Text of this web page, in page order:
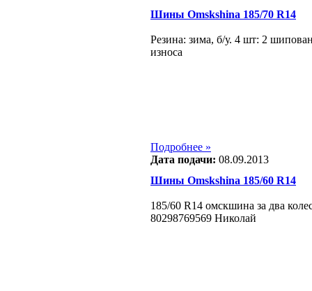
Шины Omskshina 185/70 R14
Резина: зима, б/у. 4 шт: 2
износа
Подробнее »
Дата подачи: 08.09.2013
Шины Omskshina 185/60 R14
185/60 R14 омскшина за два
80298769569 Николай